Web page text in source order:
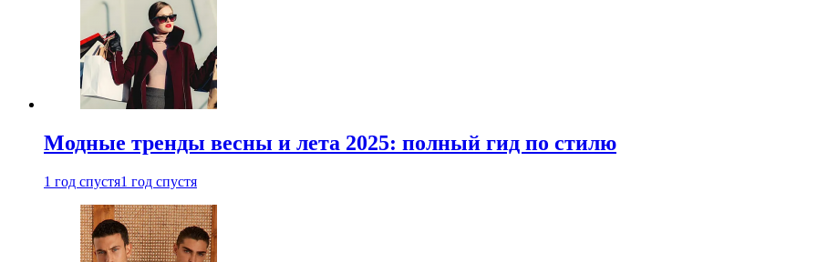
Модные тренды весны и лета 2025: полный гид по стилю
1 год спустя1 год спустя